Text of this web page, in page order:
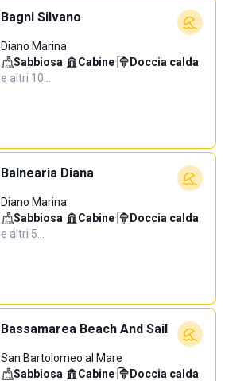
Bagni Silvano
Diano Marina
Sabbiosa· Cabine· Doccia calda·
e altri 10…
Balnearia Diana
Diano Marina
Sabbiosa· Cabine· Doccia calda·
e altri 5…
Bassamarea Beach And Sail
San Bartolomeo al Mare
Sabbiosa· Cabine· Doccia calda·